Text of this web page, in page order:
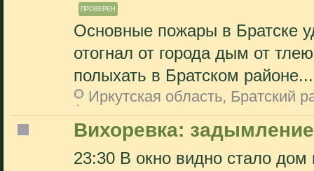
ПРОВЕРЕН
Основные пожары в Братске
отогнал от города дым от
полыхать в Братском
Иркутская область, Братский
Вихоревка:
23:30 В окно видно стало дом